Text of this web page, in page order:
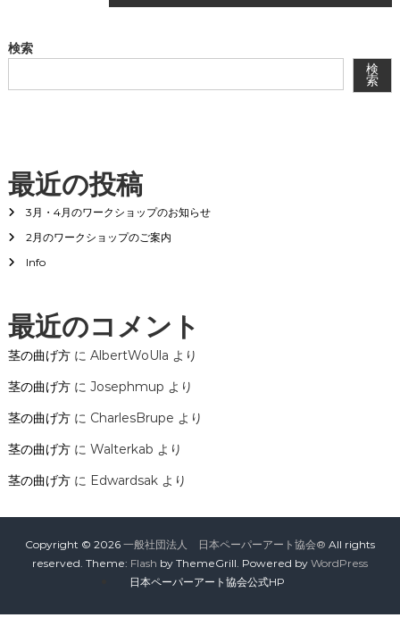
ナ
ビ
ー
シ
ョ
検索
検
索
最近の投稿
3月・4月のワークショップのお知らせ
2月のワークショップのご案内
Info
最近のコメント
茎の曲げ方に AlbertWoUla より
茎の曲げ方に Josephmup より
茎の曲げ方に CharlesBrupe より
茎の曲げ方に Walterkab より
茎の曲げ方に Edwardsakより
Copyright © 2026 一般社団法人 日本ペーパーアート協会® All rights
reserved. Theme: Flash by ThemeGrill. Powered by WordPress
日本ペーパーアート協会公式HP